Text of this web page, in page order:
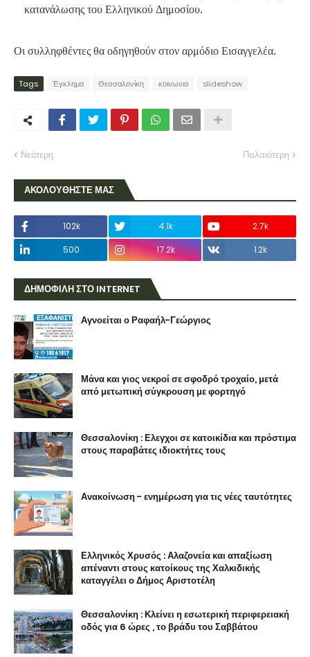
κατανάλωσης του Ελληνικού Δημοσίου.
Οι συλληφθέντες θα οδηγηθούν στον αρμόδιο Εισαγγελέα.
Tags Έγκλημα Θεσσαλονίκη κοινωνια slideshow
Νεότερη Παλαιότερη
ΑΚΟΛΟΥΘΗΣΤΕ ΜΑΣ
102k 4.1k
2.7k
500
17.2k 1.2k
ΔΗΜΟΦΙΛΗ ΣΤΟ INTERNET
Αγνοείται ο Ραφαήλ-Γεώργιος
Μάνα και γιος νεκροί σε σφοδρό τροχαίο, μετά
από μετωπική σύγκρουση με φορτηγό
Θεσσαλονίκη : Ελεγχοι σε κατοικίδια και πρόστιμα
στους παραβάτες ιδιοκτήτες τους
Ανακοίνωση - ενημέρωση για τις νέες ταυτότητες
Ελληνικός Χρυσός : Αλαζονεία και απαξίωση
απέναντι στους κατοίκους της Χαλκιδικής
καταγγέλει ο Δήμος Αριστοτέλη
Θεσσαλονίκη : Κλείνει η εσωτερική περιφερειακή
οδός για 6 ώρες , το βράδυ του Σαββάτου